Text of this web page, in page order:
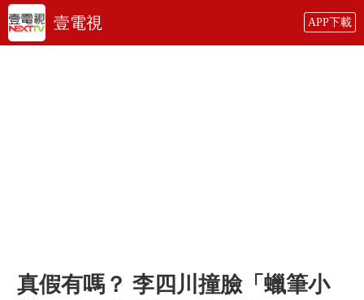
壹電視 APP下載
真假有嗎？ 李四川撞臉「蠟筆小